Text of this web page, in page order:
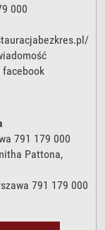
000
791 179 000
Pattona,
791 179 000